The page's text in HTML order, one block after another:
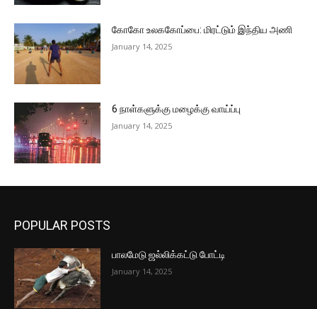
கோகோ உலககோப்பை: மிரட்டும் இந்திய அணி
January 14, 2025
6 நாள்களுக்கு மழைக்கு வாய்ப்பு
January 14, 2025
POPULAR POSTS
பாலமேடு ஜல்லிக்கட்டு போட்டி
January 14, 2025